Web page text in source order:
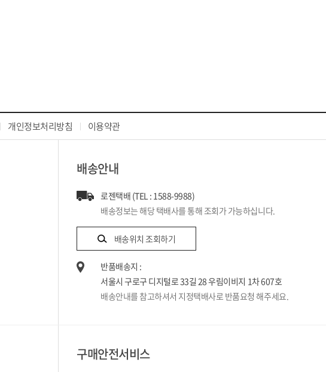
개인정보처리방침 이용약관
배송안내
로젠택배 (TEL : 1588-9988)
배송정보는 해당 택배사를 통해 조회가 가능하십니다.
배송위치 조회하기
반품배송지 :
서울시 구로구 디지털로 33길 28 우림이비지 1차 607호
배송안내를 참고하셔서 지정택배사로 반품요청 해주세요.
구매안전서비스